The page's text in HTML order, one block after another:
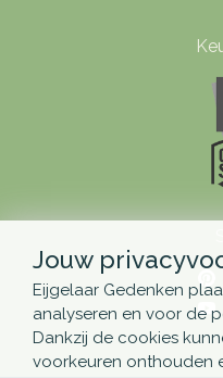
Jouw
Eijgelaar Gedenken
analyseren en voor de
Dankzij de cookies
voorkeuren onthouden